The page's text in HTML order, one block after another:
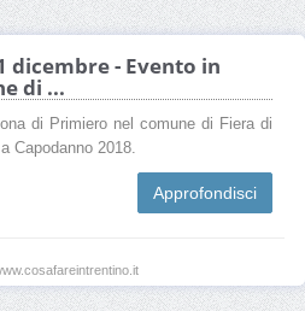
dicembre - Evento in
di ...
di Primiero nel comune di Fiera di
Capodanno 2018.
Approfondisci